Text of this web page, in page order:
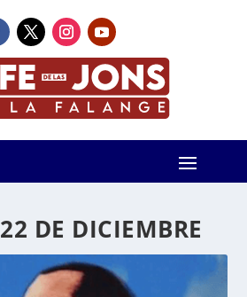
22 DE DICIEMBRE